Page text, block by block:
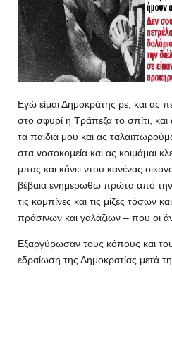
Εγώ είμαι Δημοκράτης ρε, και ας
στο σφυρί η Τράπεζα το σπίτι, και
τα παιδιά μου και ας
στα νοσοκομεία και ας κοιμάμαι
μπας και κάνει ντου κανένας
βέβαια ενημερωθώ πρώτα από την
τις κομπίνες και τις μίζες
πράσινων και γαλάζιων – που οι
Εξαργύρωσαν τους κόπους και
εδραίωση της Δημοκρατίας μετά